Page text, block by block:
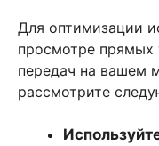
Для оптимизации
просмотре прямых
передач на вашем
рассмотрите